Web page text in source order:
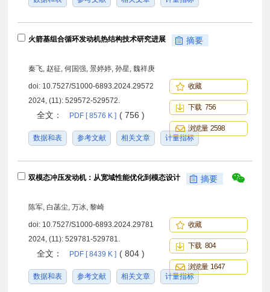
火箭基组合循环发动机热结构技术研究进展 摘要
秦飞, 赵征, 何国强, 景婷婷, 孙星, 魏祥庚
doi: 10.7527/S1000-6893.2024.29572
2024, (11): 529572-529572.
全文： PDF [ 8576 K ] ( 756 )
数据和表 参考文献 相关文章 计量指标
收藏
下载 756
浏览量 2598
双模态冲压发动机：从宽域性能优化到模态设计 摘要
陈军, 白菡尘, 万冰, 黎崎
doi: 10.7527/S1000-6893.2024.29781
2024, (11): 529781-529781.
全文： PDF [ 8439 K ] ( 804 )
数据和表 参考文献 相关文章 计量指标
收藏
下载 804
浏览量 1647